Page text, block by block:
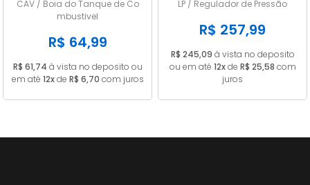
1985 a 1989 Gasolina
Com Retorno Com
Pescador 55L
CAV / Boia do Tanque de Co
mbustivel
R$ 64,99
R$ 61,74 à vista no deposito ou
em até 12xde R$ 6,70 com juros
LP / Regulador de Pressão
R$ 257,99
R$ 245,09 à vista no deposito
ou em até 12xde R$ 25,58 com
juros